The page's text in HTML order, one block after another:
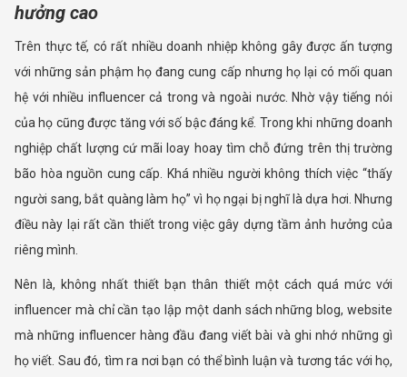
hưởng cao
Trên thực tế, có rất nhiều doanh nhiệp không gây được ấn tượng
với những sản phậm họ đang cung cấp nhưng họ lại có mối quan
hệ với nhiều influencer cả trong và ngoài nước. Nhờ vậy tiếng nói
của họ cũng được tăng với số bậc đáng kể. Trong khi những doanh
nghiệp chất lượng cứ mãi loay hoay tìm chỗ đứng trên thị trường
bão hòa nguồn cung cấp. Khá nhiều người không thích việc “thấy
người sang, bắt quàng làm họ” vì họ ngại bị nghĩ là dựa hơi. Nhưng
điều này lại rất cần thiết trong việc gây dựng tầm ảnh hưởng của
riêng mình.
Nên là, không nhất thiết bạn thân thiết một cách quá mức với
influencer mà chỉ cần tạo lập một danh sách những blog, website
mà những influencer hàng đầu đang viết bài và ghi nhớ những gì
họ viết. Sau đó, tìm ra nơi bạn có thể bình luận và tương tác với họ,